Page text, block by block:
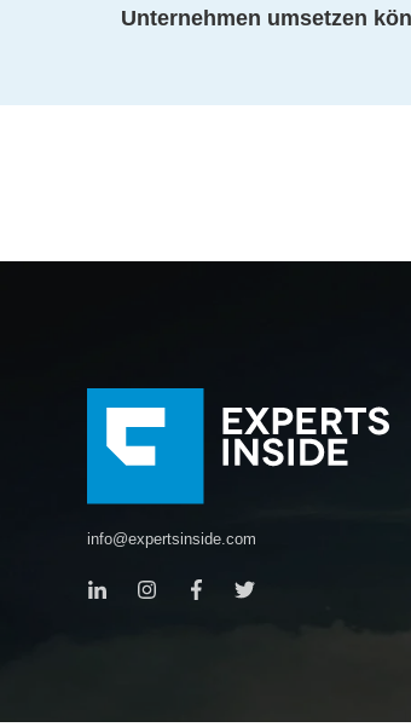
Unternehmen umsetzen
info@expertsinside.com